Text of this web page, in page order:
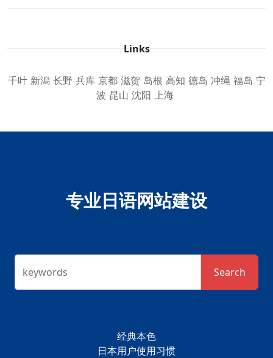
Links
千叶 新潟 长野 兵库 京都 滋贺 岛根 高知 德岛 冲绳 福岛 宁
波 昆山 沈阳 上海
专业日语网站建设
keywords Search
经典本色
日本用户使用习惯